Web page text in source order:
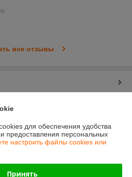
все отзывы
для обеспечения удобства
предоставления персональных
настроить файлы cookies или
Принять